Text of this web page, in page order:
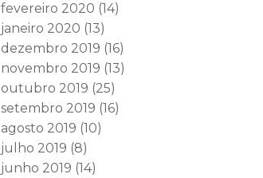
fevereiro 2020 (14)
janeiro 2020 (13)
dezembro 2019 (16)
novembro 2019 (13)
outubro 2019 (25)
setembro 2019 (16)
agosto 2019 (10)
julho 2019 (8)
junho 2019 (14)